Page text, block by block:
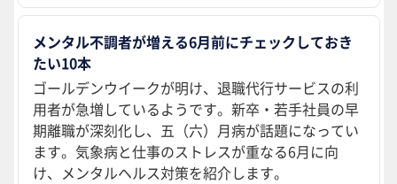
メンタル不調者が増える6月前にチェックしておき
たい10本
ゴールデンウイークが明け、退職代行サービスの利
用者が急増しているようです。新卒・若手社員の早
期離職が深刻化し、五（六）月病が話題になってい
ます。気象病と仕事のストレスが重なる6月に向
け、メンタルヘルス対策を紹介します。